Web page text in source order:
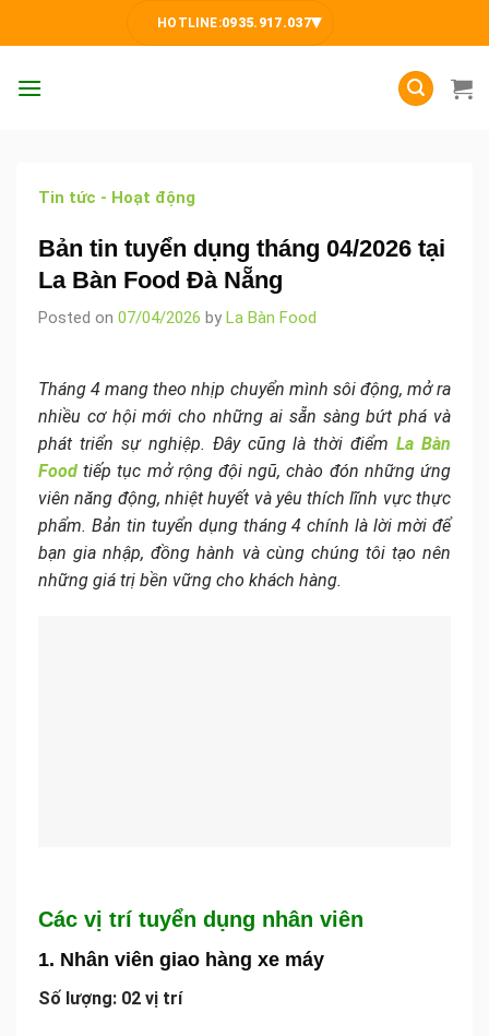
HOTLINE:0935.917.037▾
Tin tức - Hoạt động
Bản tin tuyển dụng tháng 04/2026 tại
La Bàn Food Đà Nẵng
Posted on 07/04/2026 by La Bàn Food
Tháng 4 mang theo nhịp chuyển mình sôi động, mở ra
nhiều cơ hội mới cho những ai sẵn sàng bứt phá và
phát triển sự nghiệp. Đây cũng là thời điểmLa Bàn
Food tiếp tục mở rộng đội ngũ, chào đón những ứng
viên năng động, nhiệt huyết và yêu thích lĩnh vực thực
phẩm. Bản tin tuyển dụng tháng 4 chính là lời mời để
bạn gia nhập, đồng hành và cùng chúng tôi tạo nên
những giá trị bền vững cho khách hàng.
Các vị trí tuyển dụng nhân viên
1. Nhân viên giao hàng xe máy
Số lượng: 02 vị trí